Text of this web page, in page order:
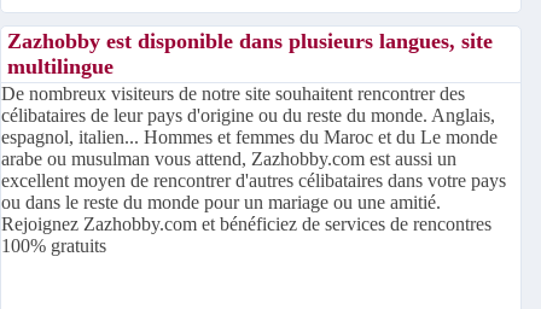
Zazhobby est disponible dans plusieurs langues, site
multilingue
De nombreux visiteurs de notre site souhaitent rencontrer des
célibataires de leur pays d'origine ou du reste du monde. Anglais,
espagnol, italien... Hommes et femmes du Maroc et du Le monde
arabe ou musulman vous attend, Zazhobby.com est aussi un
excellent moyen de rencontrer d'autres célibataires dans votre pays
ou dans le reste du monde pour un mariage ou une amitié.
Rejoignez Zazhobby.com et bénéficiez de services de rencontres
100% gratuits